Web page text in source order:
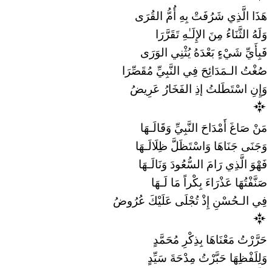
هَذَا الَّذِي شَرُفَتْ بِهِ أُمُّ القُرَى
وَلَهُ الثَّنَاءُ مِنَ الإِلَـٰهِ تَقَرَّرَا
فَبِأَيِّ شَيْءٍ بَعْدَهُ يُثْنِي الوَرَى
صُغْتُ الـمَدَائِحَ فِي النَّبِيِّ مُقَصِّرَا
وَإِنِ اسْتَطَلتُ إذِ الفَخَارُ عَرِيضُ
مَنْ صَاغَ أَمْدَاحَ النَّبِيِّ وَقَالَـهَا
وَجَنَى جَنَاهَا وَاسْتَظَلَّ ظِلَالَـهَا
فَهْوَ الَّذِي رَامَ السُّعُودَ وَنَالَـهَا
صَنَّفْتُهَا عَذْرَاءَ بِكْراً مَا لَـهَا
فِي الـحُسْنِ إِذْ تُجْلَى عَلَيْكَ عُرُوضُ
حَرَّرْتُ مَعْنَاهَا بِذِكْرِ مُحَمَّدٍ
وَلِلَفْظِهَا حَبَّرْتُ مِدْحَةَ سَيِّدٍ